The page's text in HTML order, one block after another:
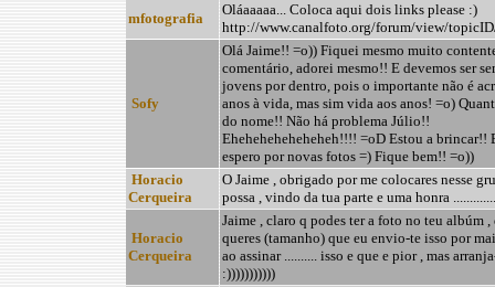
mfotografia
Oláaaaaa... Coloca aqui dois links please :)
http://www.canalfoto.org/forum/view/
Sofy
Olá Jaime!! =o)) Fiquei mesmo muito
comentário, adorei mesmo!! E devemos ser
jovens por dentro, pois o importante não é
anos à vida, mas sim vida aos anos! =o)
do nome!! Não há problema Júlio!!
Eheheheheheheheh!!!! =oD Estou a brincar!!
espero por novas fotos =) Fique bem!! =o))
Horacio
Cerqueira
O Jaime , obrigado por me colocares nesse
possa , vindo da tua parte e uma honra
Horacio
Cerqueira
Jaime , claro q podes ter a foto no teu albúm
queres (tamanho) que eu envio-te isso por
ao assinar .......... isso e que e pior , mas
:)))))))))))